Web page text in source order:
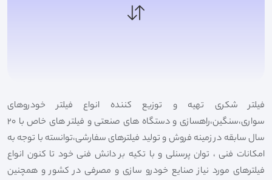
فیلتر شکری تهیه و توزیع کننده انواع فیلتر خودروهای
سواری،سنگین،راهسازی و دستگاه های صنعتی و فیلتر های خاص با 20
سال سابقه در زمینه فروش و تولید فیلترهای سفارشی،توانسته با توجه به
امکانات فنی ، توان پرسنلی و با تکیه بر دانش فنی خود تا کنون انواع
فیلترهای مورد نیاز صنایع خودرو سازی و مصرفی در کشور و همچنین